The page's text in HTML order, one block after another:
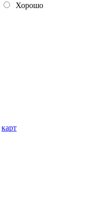
Хорошо
карт